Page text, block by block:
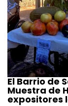
El Barrio de
Muestra de
expositores